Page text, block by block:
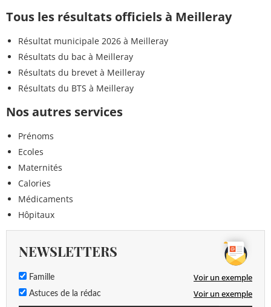
Tous les résultats officiels à Meilleray
Résultat municipale 2026 à Meilleray
Résultats du bac à Meilleray
Résultats du brevet à Meilleray
Résultats du BTS à Meilleray
Nos autres services
Prénoms
Ecoles
Maternités
Calories
Médicaments
Hôpitaux
NEWSLETTERS
Famille Voir un exemple
Astuces de la rédac Voir un exemple